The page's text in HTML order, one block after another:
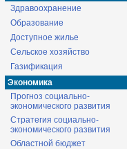
Здравоохранение
Образование
Доступное жилье
Сельское хозяйство
Газификация
Экономика
Прогноз социально-
экономического развития
Стратегия социально-
экономического развития
Областной бюджет